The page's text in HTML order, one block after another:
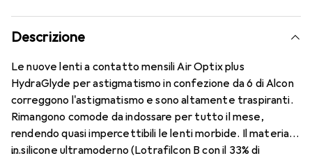
Descrizione
Le nuove lenti a contatto mensili Air Optix plus
HydraGlyde per astigmatismo in confezione da 6 di Alcon
correggono l'astigmatismo e sono altamente traspiranti.
Rimangono comode da indossare per tutto il mese,
rendendo quasi impercettibili le lenti morbide. Il materiale
in silicone ultramoderno (Lotrafilcon B con il 33% di